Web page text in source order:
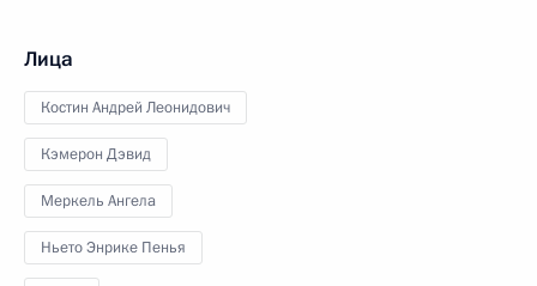
Лица
Костин Андрей Леонидович
Кэмерон Дэвид
Меркель Ангела
Ньето Энрике Пенья